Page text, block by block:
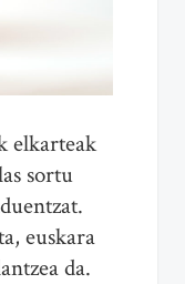
elkarteak
sortu
euskara
da.